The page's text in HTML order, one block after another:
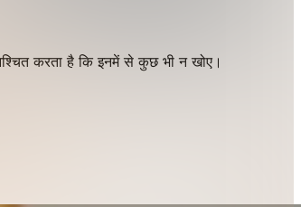
करता है कि इनमें से कुछ भी न खोए।